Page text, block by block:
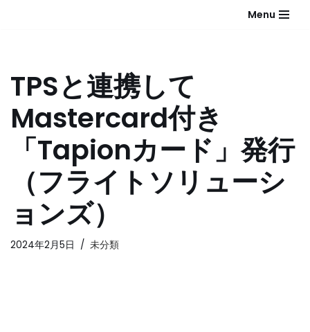
へ
Menu
TPSと連携して
Mastercard付き
「Tapionカード」発行
（フライトソリューシ
ョンズ）
2024年2月5日 未分類